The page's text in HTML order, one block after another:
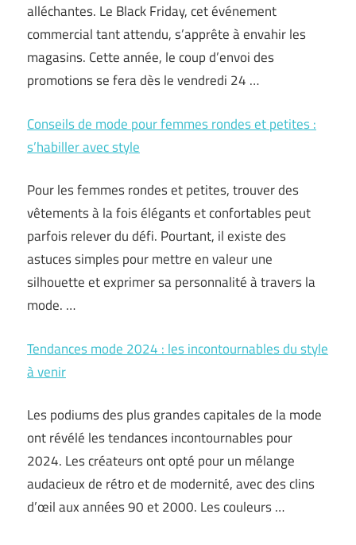
alléchantes. Le Black Friday, cet événement
commercial tant attendu, s’apprête à envahir les
magasins. Cette année, le coup d’envoi des
promotions se fera dès le vendredi 24 …
Conseils de mode pour femmes rondes et petites :
s’habiller avec style
Pour les femmes rondes et petites, trouver des
vêtements à la fois élégants et confortables peut
parfois relever du défi. Pourtant, il existe des
astuces simples pour mettre en valeur une
silhouette et exprimer sa personnalité à travers la
mode. …
Tendances mode 2024 : les incontournables du style
à venir
Les podiums des plus grandes capitales de la mode
ont révélé les tendances incontournables pour
2024. Les créateurs ont opté pour un mélange
audacieux de rétro et de modernité, avec des clins
d’œil aux années 90 et 2000. Les couleurs …